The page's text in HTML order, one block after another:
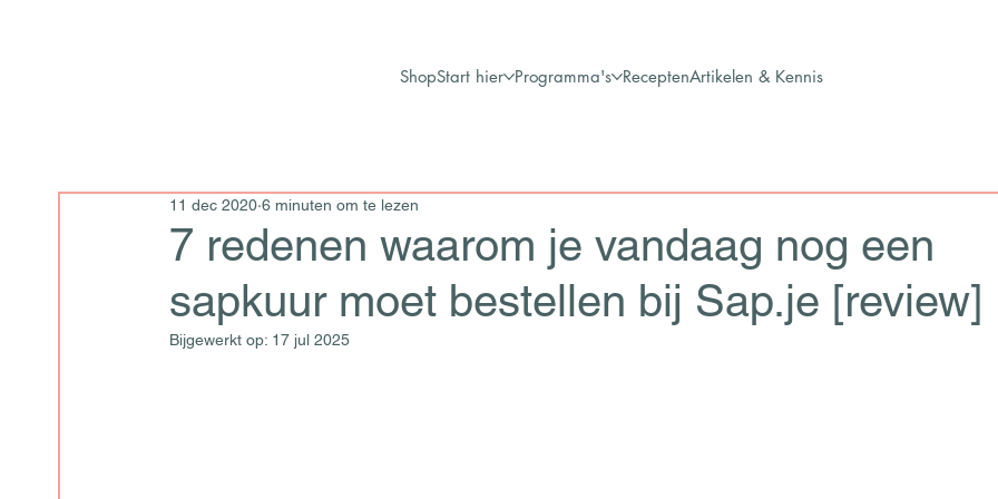
ShopStart hier Programma's ReceptenArtikelen & Kennis
7 redenen waarom je vandaag nog een
sapkuur moet bestellen bij Sap.je [review]
11 dec 2020 6 minuten om te lezen
Bijgewerkt op: 17 jul 2025